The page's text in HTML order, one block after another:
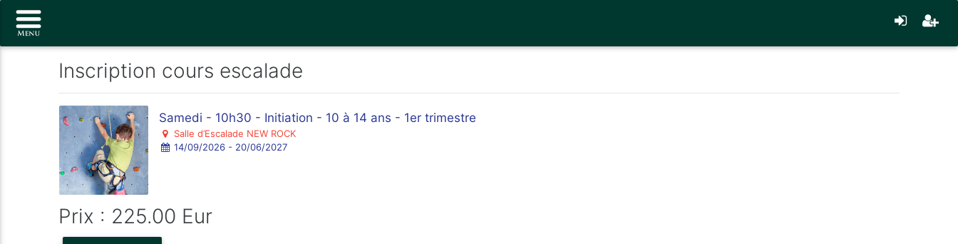
Inscription cours escalade
Samedi - 10h30 - Initiation - 10 à 14 ans - 1er trimestre
Salle d’Escalade NEW ROCK
14/09/2026 - 20/06/2027
Prix : 225.00 Eur